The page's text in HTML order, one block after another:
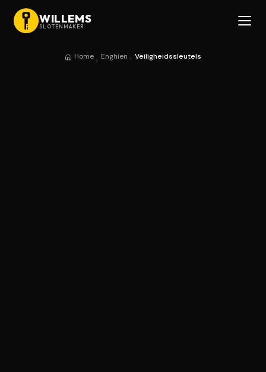
WILLEMS
SLOTENMAKER
Home Enghien Veiligheidssleutels